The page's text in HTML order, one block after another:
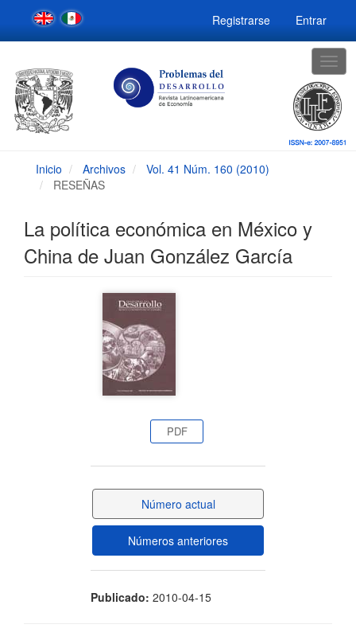
Navegación
principal
Contenido
Barra
lateral
Registrarse Entrar
Inicio Archivos
Vol. 41 Núm. 160 (2010)
RESEÑAS
La política económica en México y
China de Juan González García
PDF
Número actual
Números anteriores
Publicado: 2010-04-15